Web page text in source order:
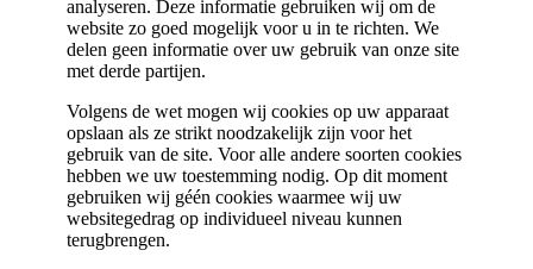
analyseren. Deze informatie gebruiken wij om de
website zo goed mogelijk voor u in te richten. We
delen geen informatie over uw gebruik van onze site
met derde partijen.
Volgens de wet mogen wij cookies op uw apparaat
opslaan als ze strikt noodzakelijk zijn voor het
gebruik van de site. Voor alle andere soorten cookies
hebben we uw toestemming nodig. Op dit moment
gebruiken wij géén cookies waarmee wij uw
websitegedrag op individueel niveau kunnen
terugbrengen.